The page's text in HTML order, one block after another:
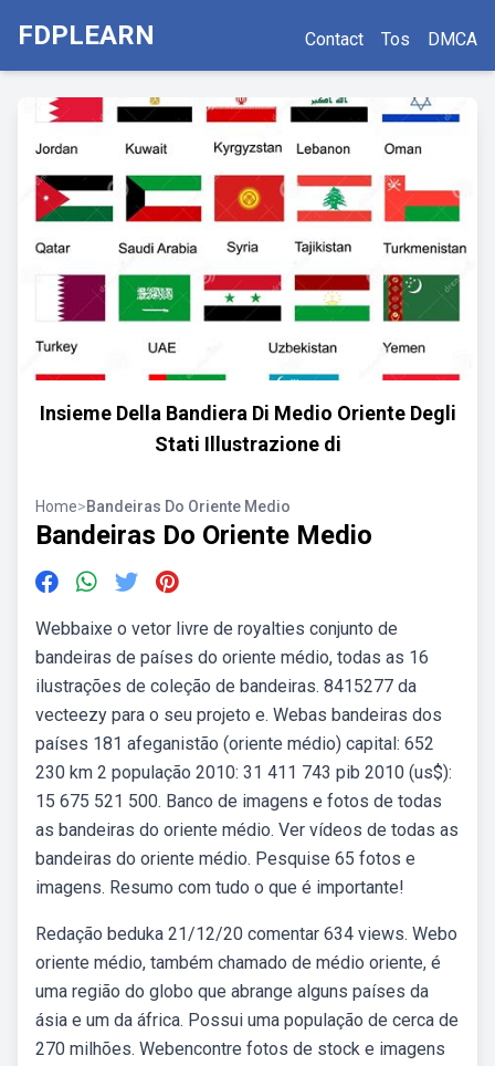
FDPLEARN Contact Tos DMCA
Insieme Della Bandiera Di Medio Oriente Degli
Stati Illustrazione di
Home>Bandeiras Do Oriente Medio
Bandeiras Do Oriente Medio
Webbaixe o vetor livre de royalties conjunto de
bandeiras de países do oriente médio, todas as 16
ilustrações de coleção de bandeiras. 8415277 da
vecteezy para o seu projeto e. Webas bandeiras dos
países 181 afeganistão (oriente médio) capital: 652
230 km 2 população 2010: 31 411 743 pib 2010 (us$):
15 675 521 500. Banco de imagens e fotos de todas
as bandeiras do oriente médio. Ver vídeos de todas as
bandeiras do oriente médio. Pesquise 65 fotos e
imagens. Resumo com tudo o que é importante!
Redação beduka 21/12/20 comentar 634 views. Webo
oriente médio, também chamado de médio oriente, é
uma região do globo que abrange alguns países da
ásia e um da áfrica. Possui uma população de cerca de
270 milhões. Webencontre fotos de stock e imagens